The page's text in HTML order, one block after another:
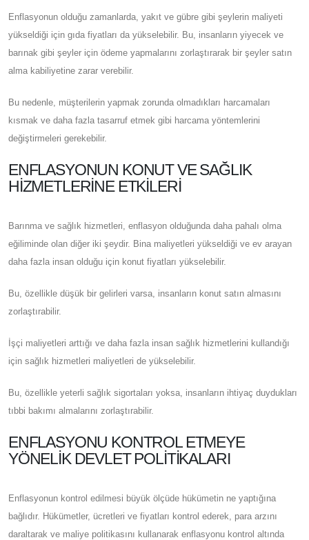
Enflasyonun olduğu zamanlarda, yakıt ve gübre gibi şeylerin maliyeti
yükseldiği için gıda fiyatları da yükselebilir. Bu, insanların yiyecek ve
barınak gibi şeyler için ödeme yapmalarını zorlaştırarak bir şeyler satın
alma kabiliyetine zarar verebilir.
Bu nedenle, müşterilerin yapmak zorunda olmadıkları harcamaları
kısmak ve daha fazla tasarruf etmek gibi harcama yöntemlerini
değiştirmeleri gerekebilir.
ENFLASYONUN KONUT VE SAĞLIK
HIZMETLERINE ETKILERI
Barınma ve sağlık hizmetleri, enflasyon olduğunda daha pahalı olma
eğiliminde olan diğer iki şeydir. Bina maliyetleri yükseldiği ve ev arayan
daha fazla insan olduğu için konut fiyatları yükselebilir.
Bu, özellikle düşük bir gelirleri varsa, insanların konut satın almasını
zorlaştırabilir.
İşçi maliyetleri arttığı ve daha fazla insan sağlık hizmetlerini kullandığı
için sağlık hizmetleri maliyetleri de yükselebilir.
Bu, özellikle yeterli sağlık sigortaları yoksa, insanların ihtiyaç duydukları
tıbbi bakımı almalarını zorlaştırabilir.
ENFLASYONU KONTROL ETMEYE
YÖNELIK DEVLET POLITIKALARI
Enflasyonun kontrol edilmesi büyük ölçüde hükümetin ne yaptığına
bağlıdır. Hükümetler, ücretleri ve fiyatları kontrol ederek, para arzını
daraltarak ve maliye politikasını kullanarak enflasyonu kontrol altında